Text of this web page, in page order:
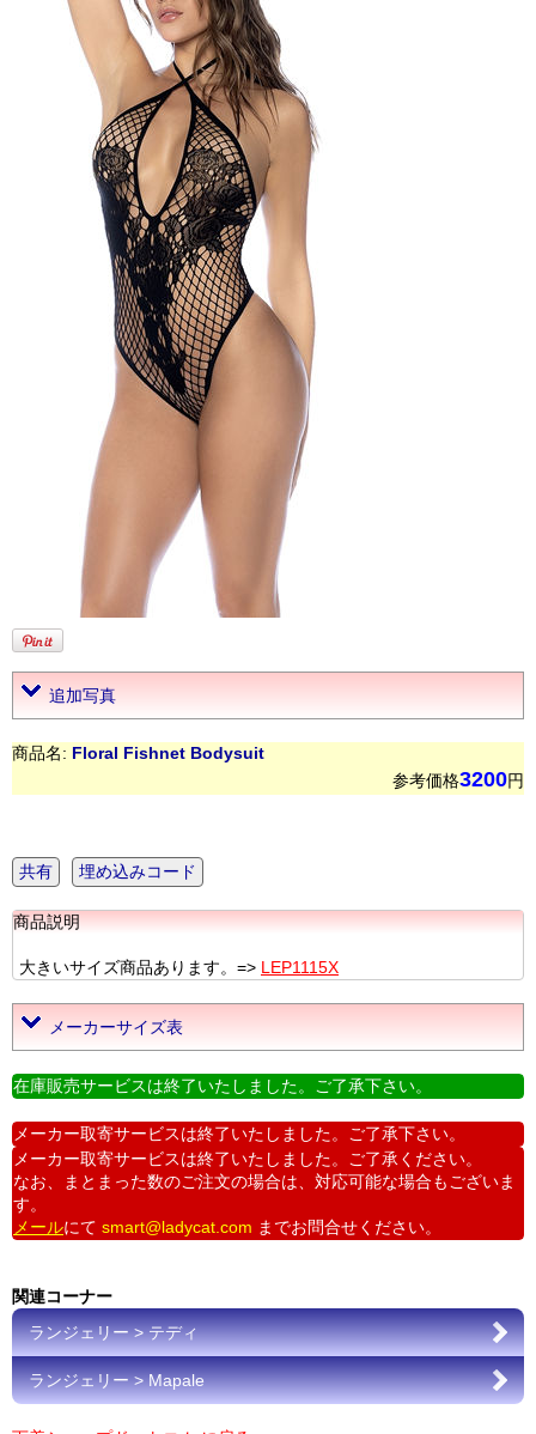
追加写真
商品名: Floral Fishnet Bodysuit
参考価格3200円
共有 埋め込みコード
商品説明
大きいサイズ商品あります。=> LEP1115X
メーカーサイズ表
在庫販売サービスは終了いたしました。ご了承下さい。
メーカー取寄サービスは終了いたしました。ご了承下さい。
メーカー取寄サービスは終了いたしました。ご了承ください。
なお、まとまった数のご注文の場合は、対応可能な場合もございま
す。
メールにて smart@ladycat.com までお問合せください。
関連コーナー
ランジェリー > テディ
ランジェリー > Mapale